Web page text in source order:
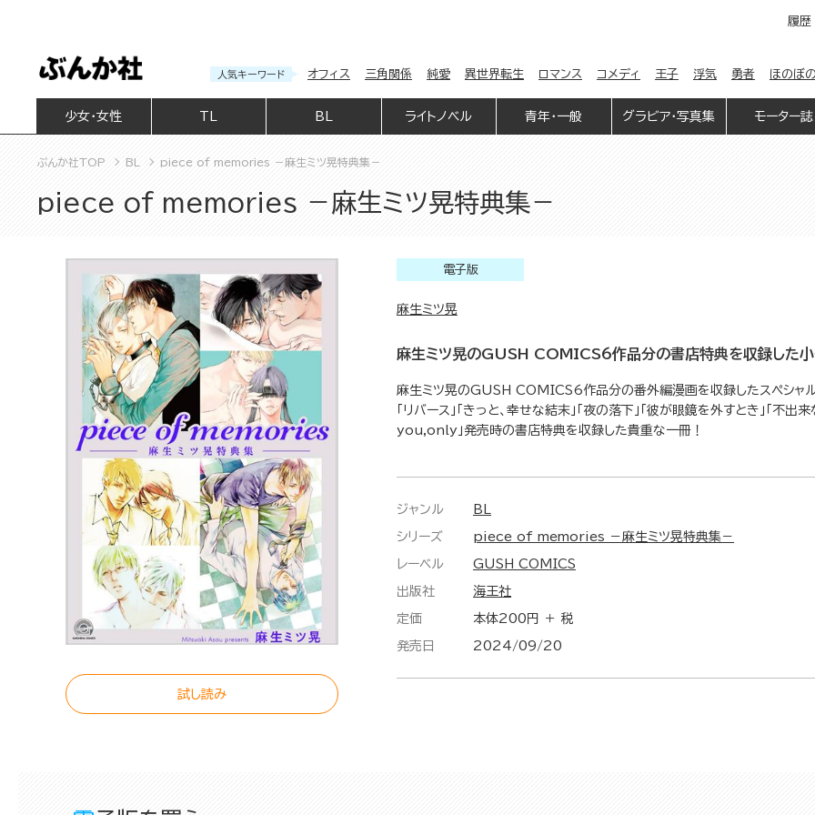
履歴
人気キーワード オフィス 三角関係 純愛 異世界転生 ロマンス コメディ 王子 浮気 勇者 ほのぼの
少女・女性 BL ライトノベル 青年・一般 グラビア・写真集 モーター誌
ぶんか社TOP BL piece of memories －麻生ミツ晃特典集－
piece of memories －麻生ミツ晃特典集－
試し読み
電子版
麻生ミツ晃
麻生ミツ晃のGUSH COMICS6作品分の書店特典を収録した小
麻生ミツ晃のGUSH COMICS6作品分の番外編漫画を収録したスペシャ
「リバース」「きっと、幸せな結末」「夜の落下」「彼が眼鏡を外すとき」「不出
you,only」発売時の書店特典を収録した貴重な一冊！
ジャンル BL
シリーズ piece of memories －麻生ミツ晃特典集－
レーベル GUSH COMICS
出版社 海王社
定価 本体200円 ＋ 税
発売日 2024/09/20